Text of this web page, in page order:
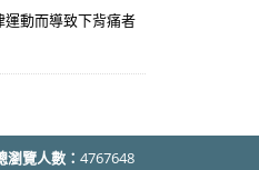
運動而導致下背痛者
瀏覽人數： 4767648